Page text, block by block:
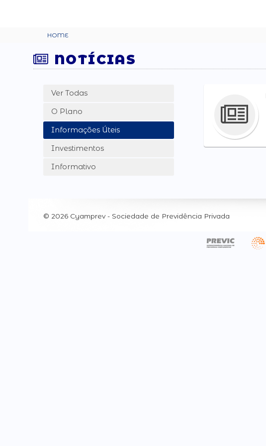
HOME
NOTÍCIAS
Ver Todas
O Plano
Informações Úteis
Investimentos
Informativo
© 2026 Cyamprev - Sociedade de Previdência Privada